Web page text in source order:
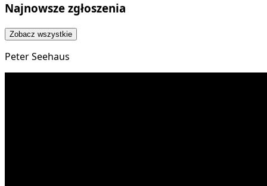
Najnowsze zgłoszenia
Zobacz wszystkie
Peter Seehaus